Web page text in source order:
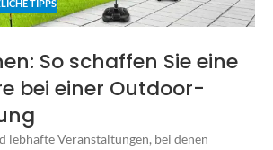
TIPPS
So schaffen Sie eine
bei einer Outdoor-
lebhafte Veranstaltungen, bei denen